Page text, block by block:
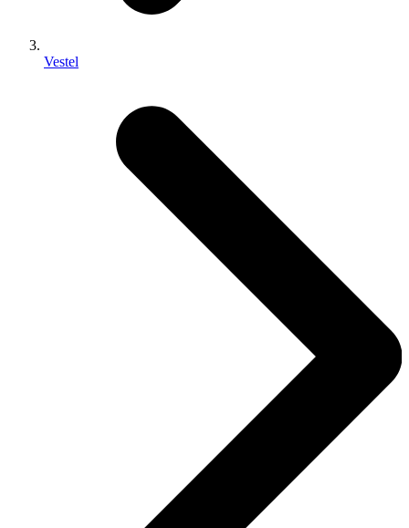
Vestel